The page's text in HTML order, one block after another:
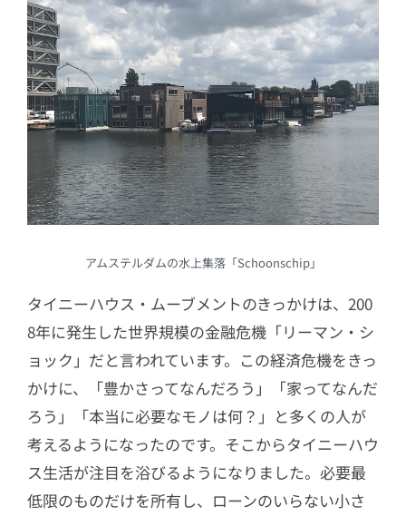
アムステルダムの水上集落「Schoonschip」
タイニーハウス・ムーブメントのきっかけは、200
8年に発生した世界規模の金融危機「リーマン・シ
ョック」だと言われています。この経済危機をきっ
かけに、「豊かさってなんだろう」「家ってなんだ
ろう」「本当に必要なモノは何？」と多くの人が
考えるようになったのです。そこからタイニーハウ
ス生活が注目を浴びるようになりました。必要最
低限のものだけを所有し、ローンのいらない小さ